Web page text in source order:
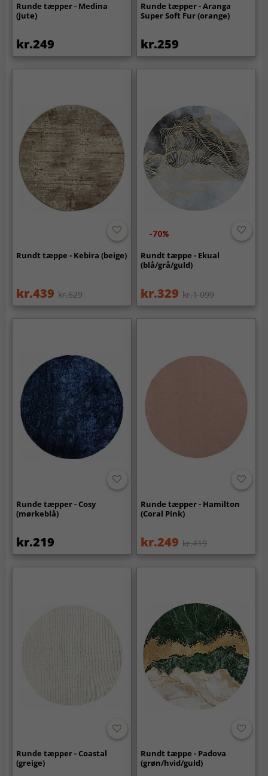
Runde tæpper - Medina
(jute)
kr.249
Runde tæpper - Aranga
Super Soft Fur (orange)
kr.259
Rundt tæppe - Kebira (beige)
kr.439 kr.629
-70%
Rundt tæppe - Ekual
(blå/grå/guld)
kr.329 kr.1 099
Runde tæpper - Cosy
(mørkeblå)
kr.219
Runde tæpper - Hamilton
(Coral Pink)
kr.249 kr.419
Runde tæpper - Coastal
(greige)
Rundt tæppe - Padova
(grøn/hvid/guld)